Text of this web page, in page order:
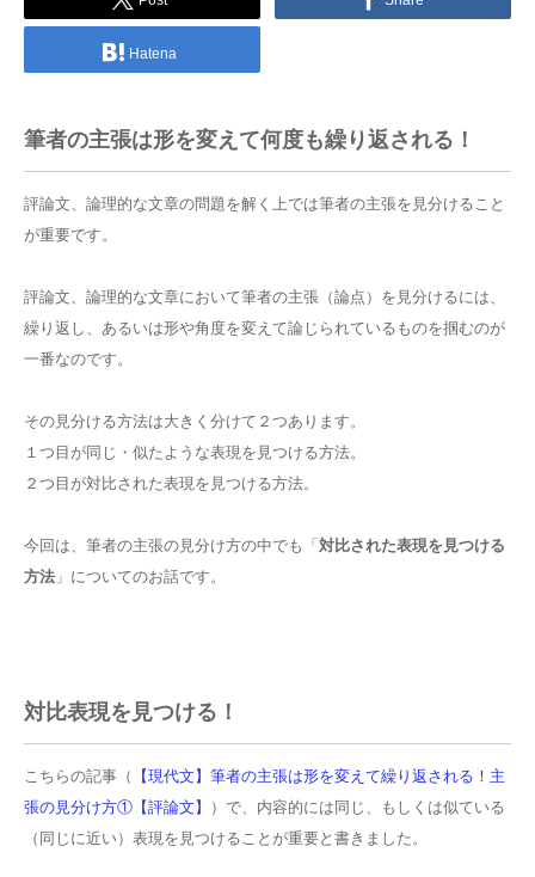
Hatena
筆者の主張は形を変えて何度も繰り返される！
評論文、論理的な文章の問題を解く上では筆者の主張を見分けること
が重要です。
評論文、論理的な文章において筆者の主張（論点）を見分けるには、
繰り返し、あるいは形や角度を変えて論じられているものを掴むのが
一番なのです。
その見分ける方法は大きく分けて２つあります。
１つ目が同じ・似たような表現を見つける方法。
２つ目が対比された表現を見つける方法。
今回は、筆者の主張の見分け方の中でも「対比された表現を見つける
方法 」についてのお話です。
対比表現を見つける！
こちらの記事（
【現代文】筆者の主張は形を変えて繰り返される！主
張の見分け方①【評論文】
）で、内容的には同じ、もしくは似ている
（同じに近い）表現を見つけることが重要と書きました。